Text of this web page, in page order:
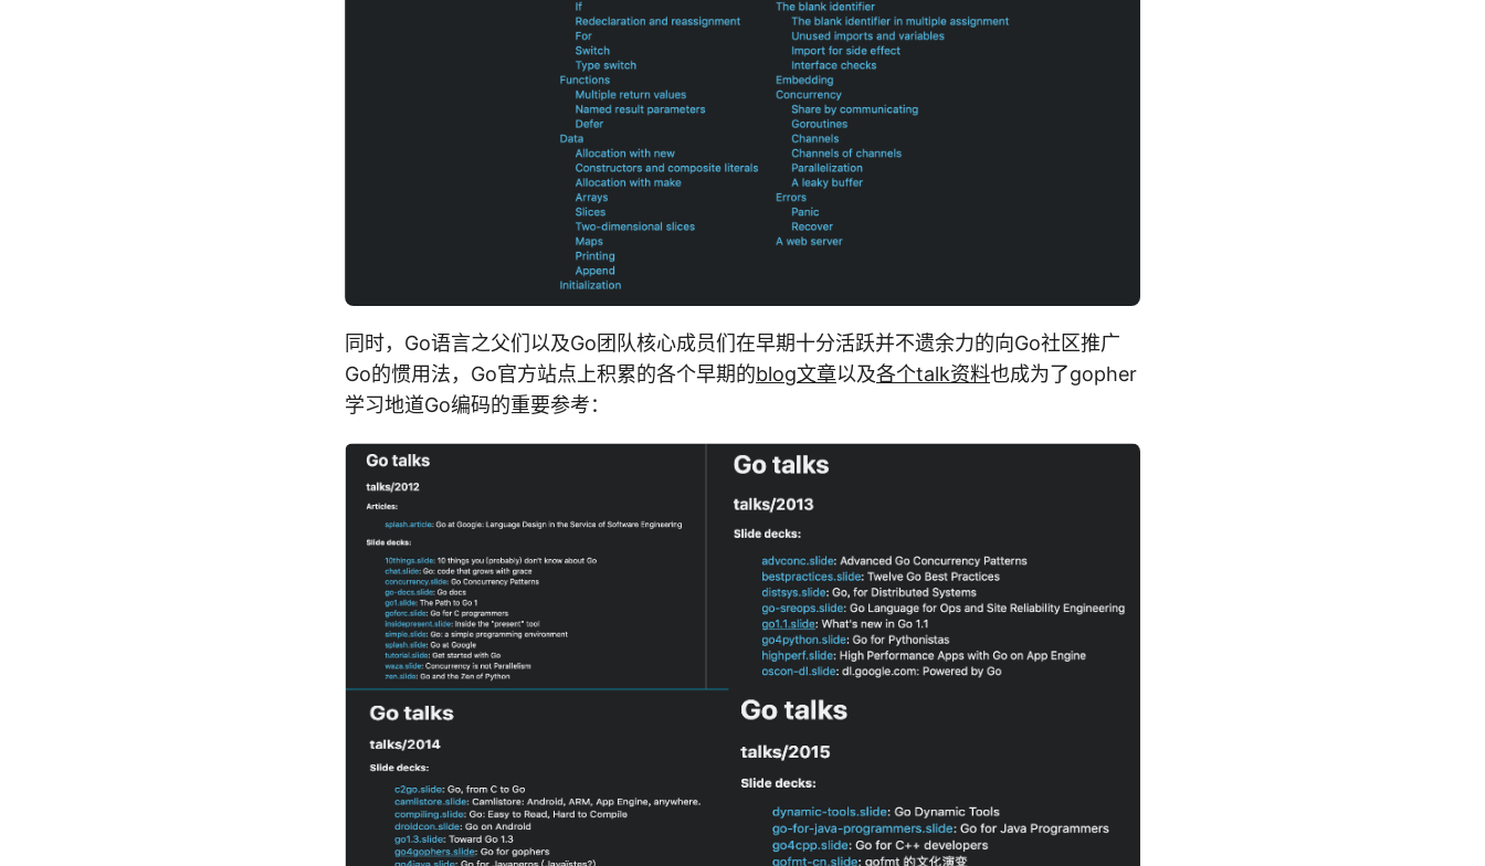
同时，Go语言之父们以及Go团队核心成员们在早期十分活跃并不遗余力的向Go社区推广
Go的惯用法，Go官方站点上积累的各个早期的blog文章以及各个talk资料也成为了gopher
学习地道Go编码的重要参考：